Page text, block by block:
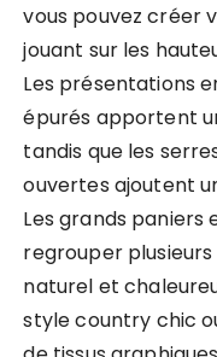
vous pouvez créer
jouant sur les
Les présentations
épurés apportent
tandis que les
ouvertes ajoutent
Les grands
regrouper
naturel et
style country chic